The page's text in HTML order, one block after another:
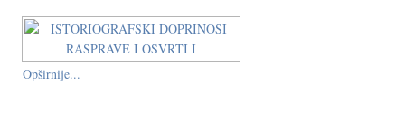
Opširnije...